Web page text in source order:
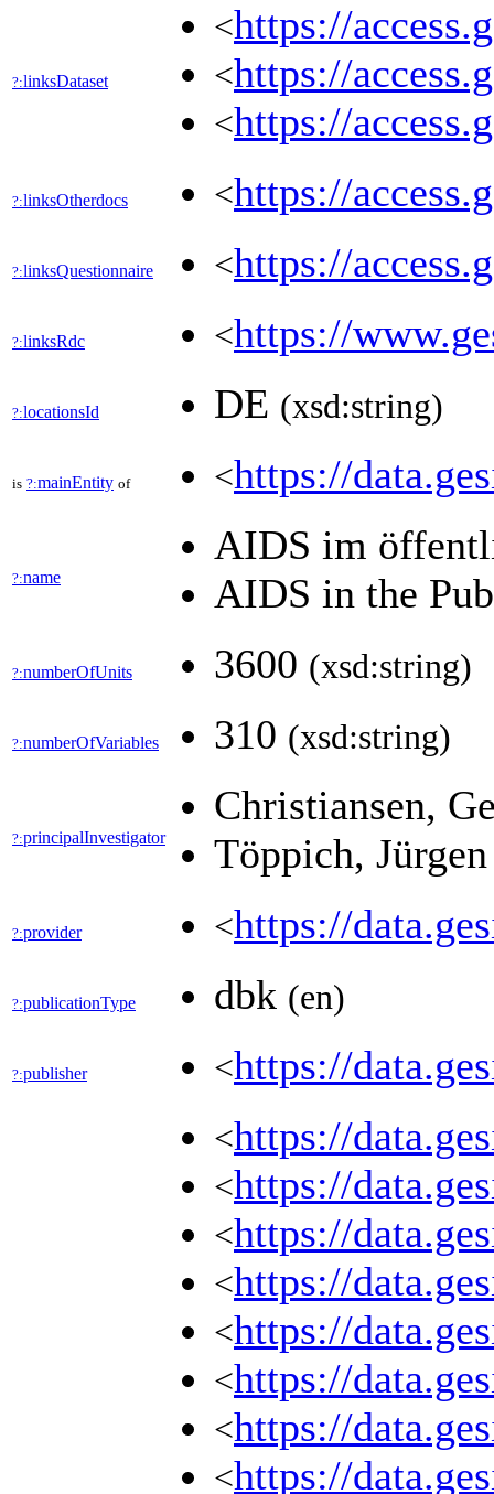
?:linksDataset
<https://
<https://
<https://
?:linksOtherdocs <https://
?:linksQuestionnaire <https://
?:linksRdc <https://
?:locationsId DE (xsd:string)
is ?:mainEntity of <https://
?:name
AIDS im
AIDS in the
?:numberOfUnits 3600 (xsd:string)
?:numberOfVariables 310 (xsd:string)
?:principalInvestigator
Christiansen,
Töppich,
?:provider <https://
?:publicationType dbk (en)
?:publisher <https://
<https://
<https://
<https://
<https://
<https://
<https://
<https://
<https://